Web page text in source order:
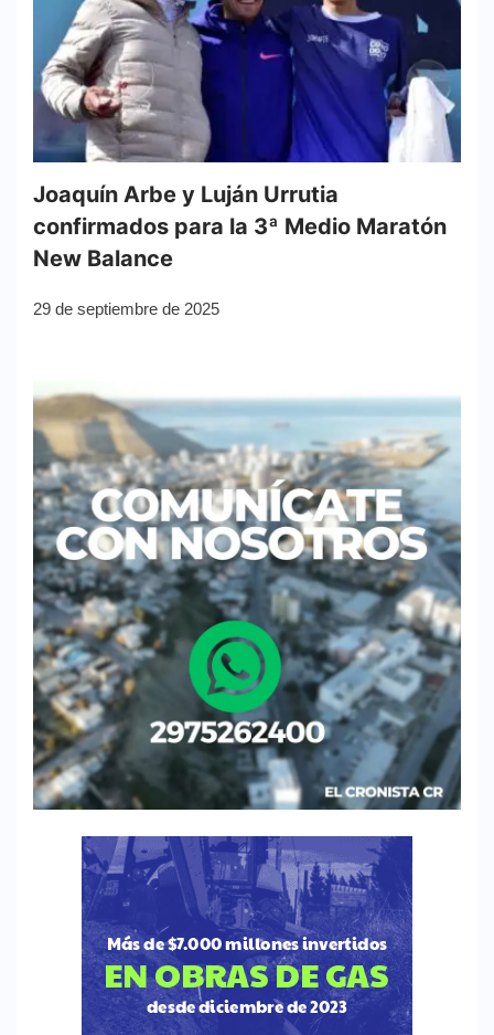
Joaquín Arbe y Luján Urrutia
confirmados para la 3ª Medio Maratón
New Balance
29 de septiembre de 2025